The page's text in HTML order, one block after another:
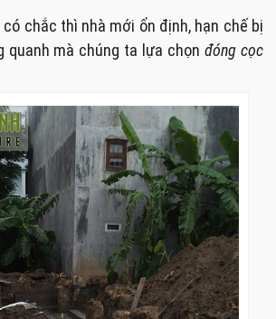
chắc thì nhà mới ổn định, hạn chế bị
quanh mà chúng ta lựa chọnđóng cọc